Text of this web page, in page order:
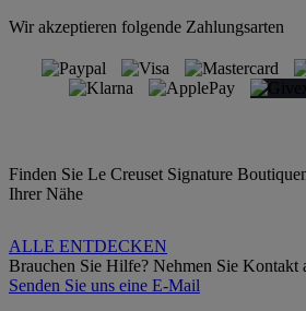
Wir akzeptieren folgende Zahlungsarten
Finden Sie Le Creuset Signature
Ihrer Nähe
ALLE ENTDECKEN
Brauchen Sie Hilfe? Nehmen Sie Kontakt
Senden Sie uns eine E-Mail